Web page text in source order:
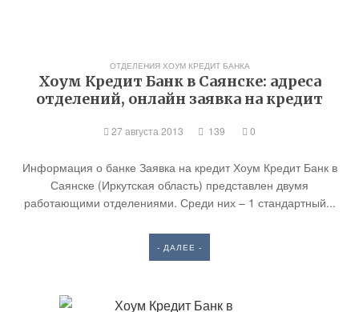
ОТДЕЛЕНИЯ ХОУМ КРЕДИТ БАНКА
Хоум Кредит Банк в Саянске: адреса
отделений, онлайн заявка на кредит
27 августа 2013 139 0
Информация о банке Заявка на кредит Хоум Кредит Банк в
Саянске (Иркутская область) представлен двумя
работающими отделениями. Среди них – 1 стандартный...
- ДАЛЕЕ -